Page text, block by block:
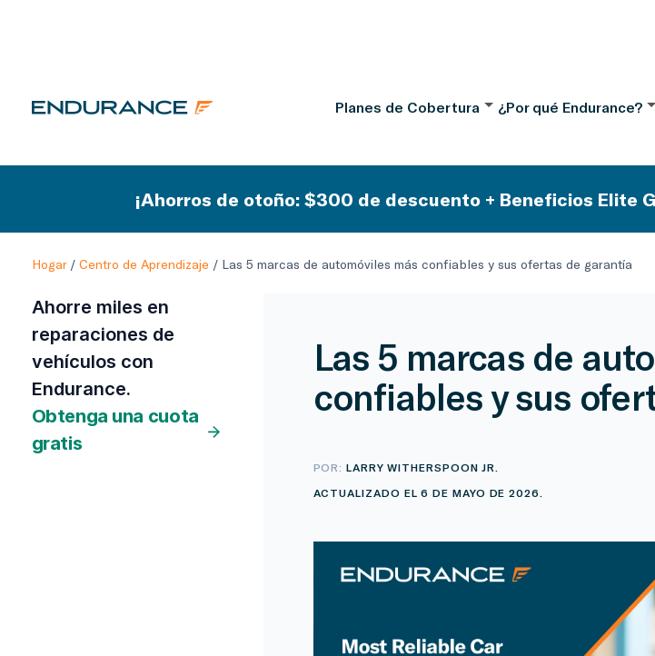
Planes de Cobertura ¿Por qué Endurance?
¡Ahorros de otoño: $300 de descuento + Beneficios Elite
Hogar/ Centro de Aprendizaje / Las 5 marcas de automóviles más confiables y sus ofertas de garantía
Ahorre miles en
reparaciones de
vehículos con
Endurance.
Obtenga una cuota
gratis
Las 5 marcas de
confiables y sus
POR:LARRY WITHERSPOON JR.
ACTUALIZADO EL 6 DE MAYO DE 2026.